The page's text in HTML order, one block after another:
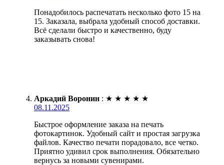
Понадобилось распечатать несколько фото 15 на
15. Заказала, выбрала удобный способ доставки.
Всё сделали быстро и качественно, буду
заказывать снова!
Аркадий Воронин : ★ ★ ★ ★ ★
08.11.2025
Быстрое оформление заказа на печать
фотокартинок. Удобный сайт и простая загрузка
файлов. Качество печати порадовало, все четко.
Приятно удивил срок выполнения. Обязательно
вернусь за новыми сувенирами.